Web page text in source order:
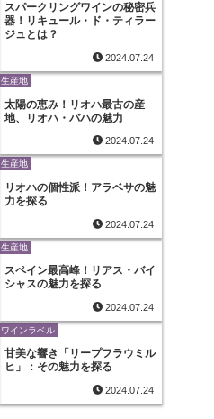
スパークリングワインの秘密兵
器！リキュール・ド・ティラー
ジュとは？
2024.07.24
生産地
太陽の恵み！リオハ最古の産
地、リオハ・バハの魅力
2024.07.24
生産地
リオハの個性派！アラベサの魅
力を探る
2024.07.24
生産地
スペイン最高峰！リアス・バイ
シャスの魅力を探る
2024.07.24
ワインラベル
甘美な響き「リープフラウミル
ヒ」：その魅力を探る
2024.07.24